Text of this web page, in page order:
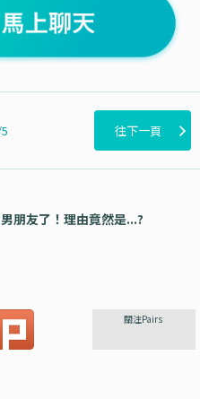
往下一頁
朋友了！理由竟然是...?
關注Pairs